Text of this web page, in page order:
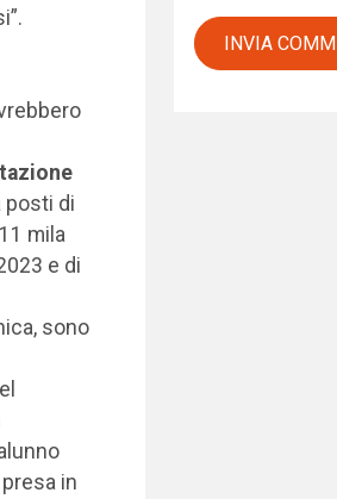
posti di
mila
e di
sono
in